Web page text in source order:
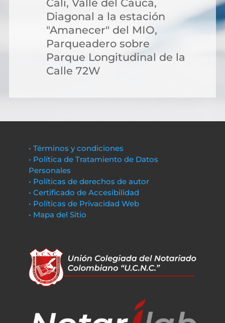
Cali, Valle del Cauca,
Diagonal a la estación
"Amanecer" del MIO,
Parqueadero sobre
Parque Longitudinal de la
Calle 72W
• Términos y condiciones
• Política de Tratamiento de Datos
Personales
• Políticas de derechos de autor
• Certificado de Accesibilidad
• Políticas de Privacidad Web
• Mapa del Sitio